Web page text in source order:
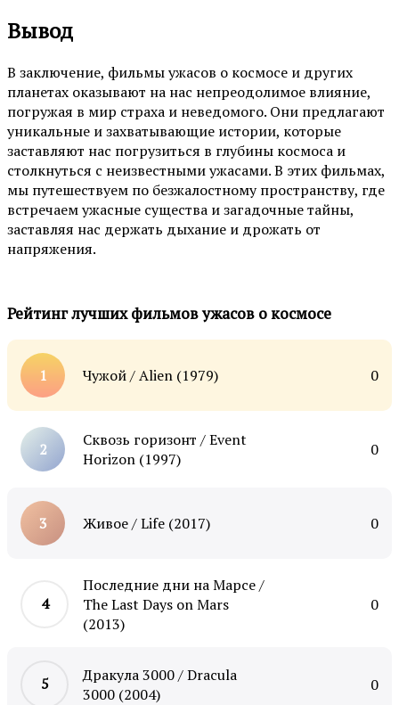
Вывод
В заключение, фильмы ужасов о космосе и других
планетах оказывают на нас непреодолимое влияние,
погружая в мир страха и неведомого. Они предлагают
уникальные и захватывающие истории, которые
заставляют нас погрузиться в глубины космоса и
столкнуться с неизвестными ужасами. В этих фильмах,
мы путешествуем по безжалостному пространству, где
встречаем ужасные существа и загадочные тайны,
заставляя нас держать дыхание и дрожать от
напряжения.
Рейтинг лучших фильмов ужасов о космосе
Чужой / Alien (1979) 0
Сквозь горизонт / Event
Horizon (1997)
0
Живое / Life (2017) 0
Последние дни на Марсе /
The Last Days on Mars
(2013)
0
Дракула 3000 / Dracula
3000 (2004)
0